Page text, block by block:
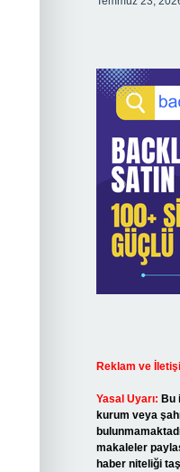
Reklam ve
Yasal Uyarı: Bu
kurum veya
makaleler
haber niteliği